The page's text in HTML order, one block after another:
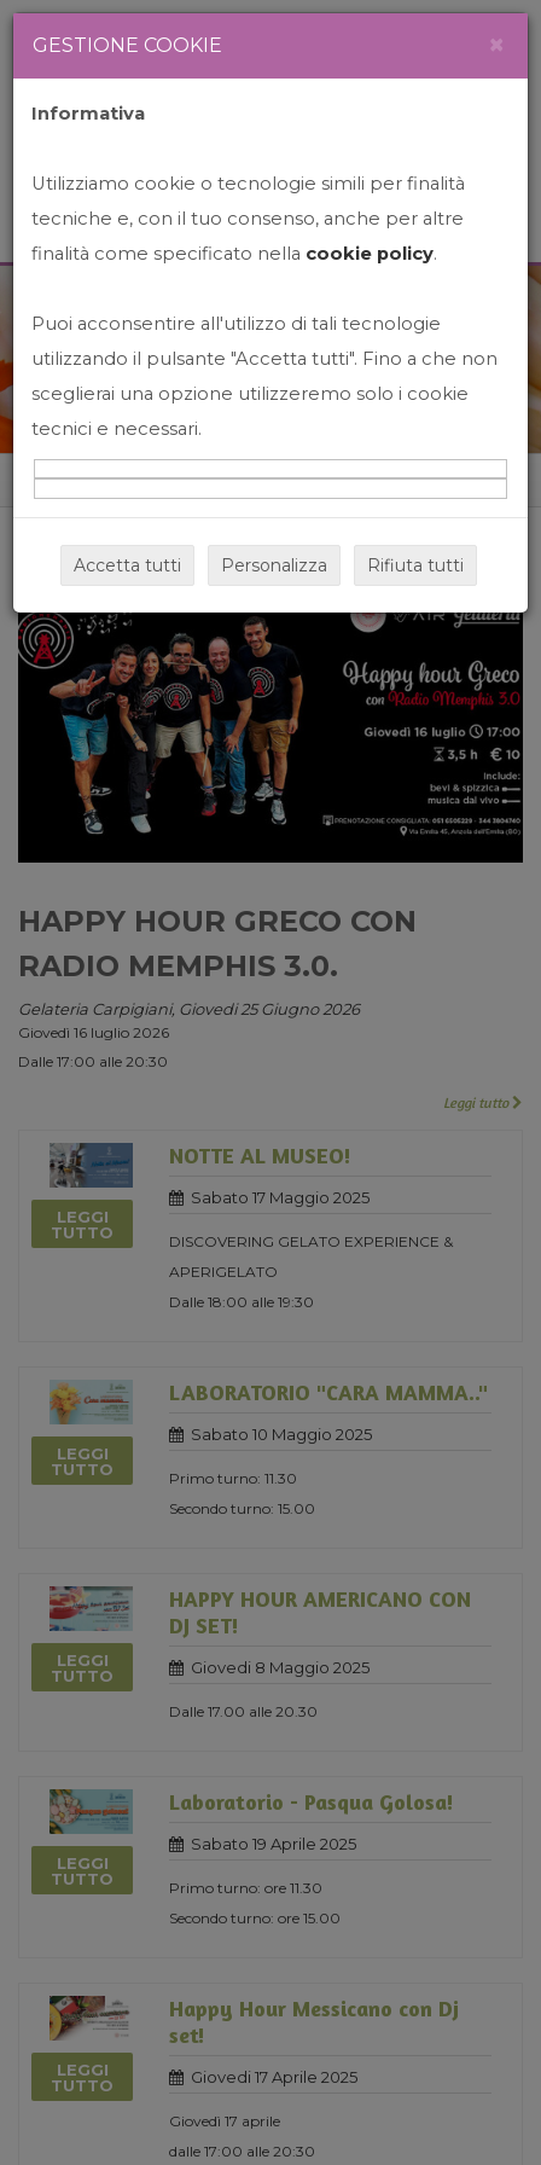
News&Events
Home News&events
HAPPY HOUR GRECO CON
RADIO MEMPHIS 3.0.
Gelateria Carpigiani, Giovedi 25 Giugno 2026
Giovedì 16 luglio 2026
Dalle 17:00 alle 20:30
Leggi tutto
LEGGI
TUTTO
NOTTE AL MUSEO!
Sabato 17 Maggio 2025
DISCOVERING GELATO EXPERIENCE &
APERIGELATO
Dalle 18:00 alle 19:30
LEGGI
TUTTO
LABORATORIO "CARA MAMMA.."
Sabato 10 Maggio 2025
Primo turno: 11.30
Secondo turno: 15.00
LEGGI
TUTTO
HAPPY HOUR AMERICANO CON
DJ SET!
Giovedi 8 Maggio 2025
Dalle 17.00 alle 20.30
LEGGI
TUTTO
Laboratorio - Pasqua Golosa!
Sabato 19 Aprile 2025
Primo turno: ore 11.30
Secondo turno: ore 15.00
LEGGI
TUTTO
Happy Hour Messicano con Dj
set!
Giovedi 17 Aprile 2025
Giovedì 17 aprile
dalle 17:00 alle 20:30
GESTIONE COOKIE ×
Informativa
Utilizziamo cookie o tecnologie simili per finalità
tecniche e, con il tuo consenso, anche per altre
finalità come specificato nella cookie policy.
Puoi acconsentire all'utilizzo di tali tecnologie
utilizzando il pulsante "Accetta tutti". Fino a che non
sceglierai una opzione utilizzeremo solo i cookie
tecnici e necessari.
Accetta tutti Personalizza Rifiuta tutti